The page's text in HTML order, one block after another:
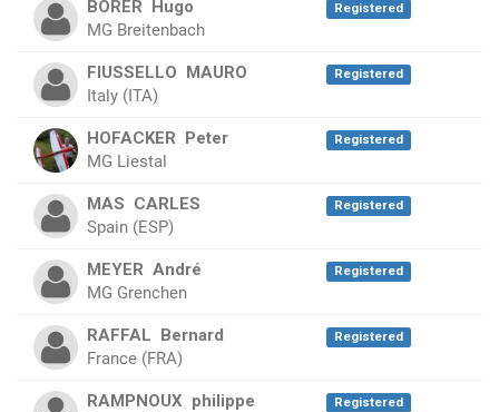
BORER
Hugo
MG Breitenbach
Registered
FIUSSELLO MAURO
Italy (ITA)
Registered
HOFACKER Peter
MG Liestal
Registered
MAS CARLES
Spain (ESP)
Registered
MEYER André
MG Grenchen
Registered
RAFFAL Bernard
France (FRA)
Registered
RAMPNOUX philippe
Registered